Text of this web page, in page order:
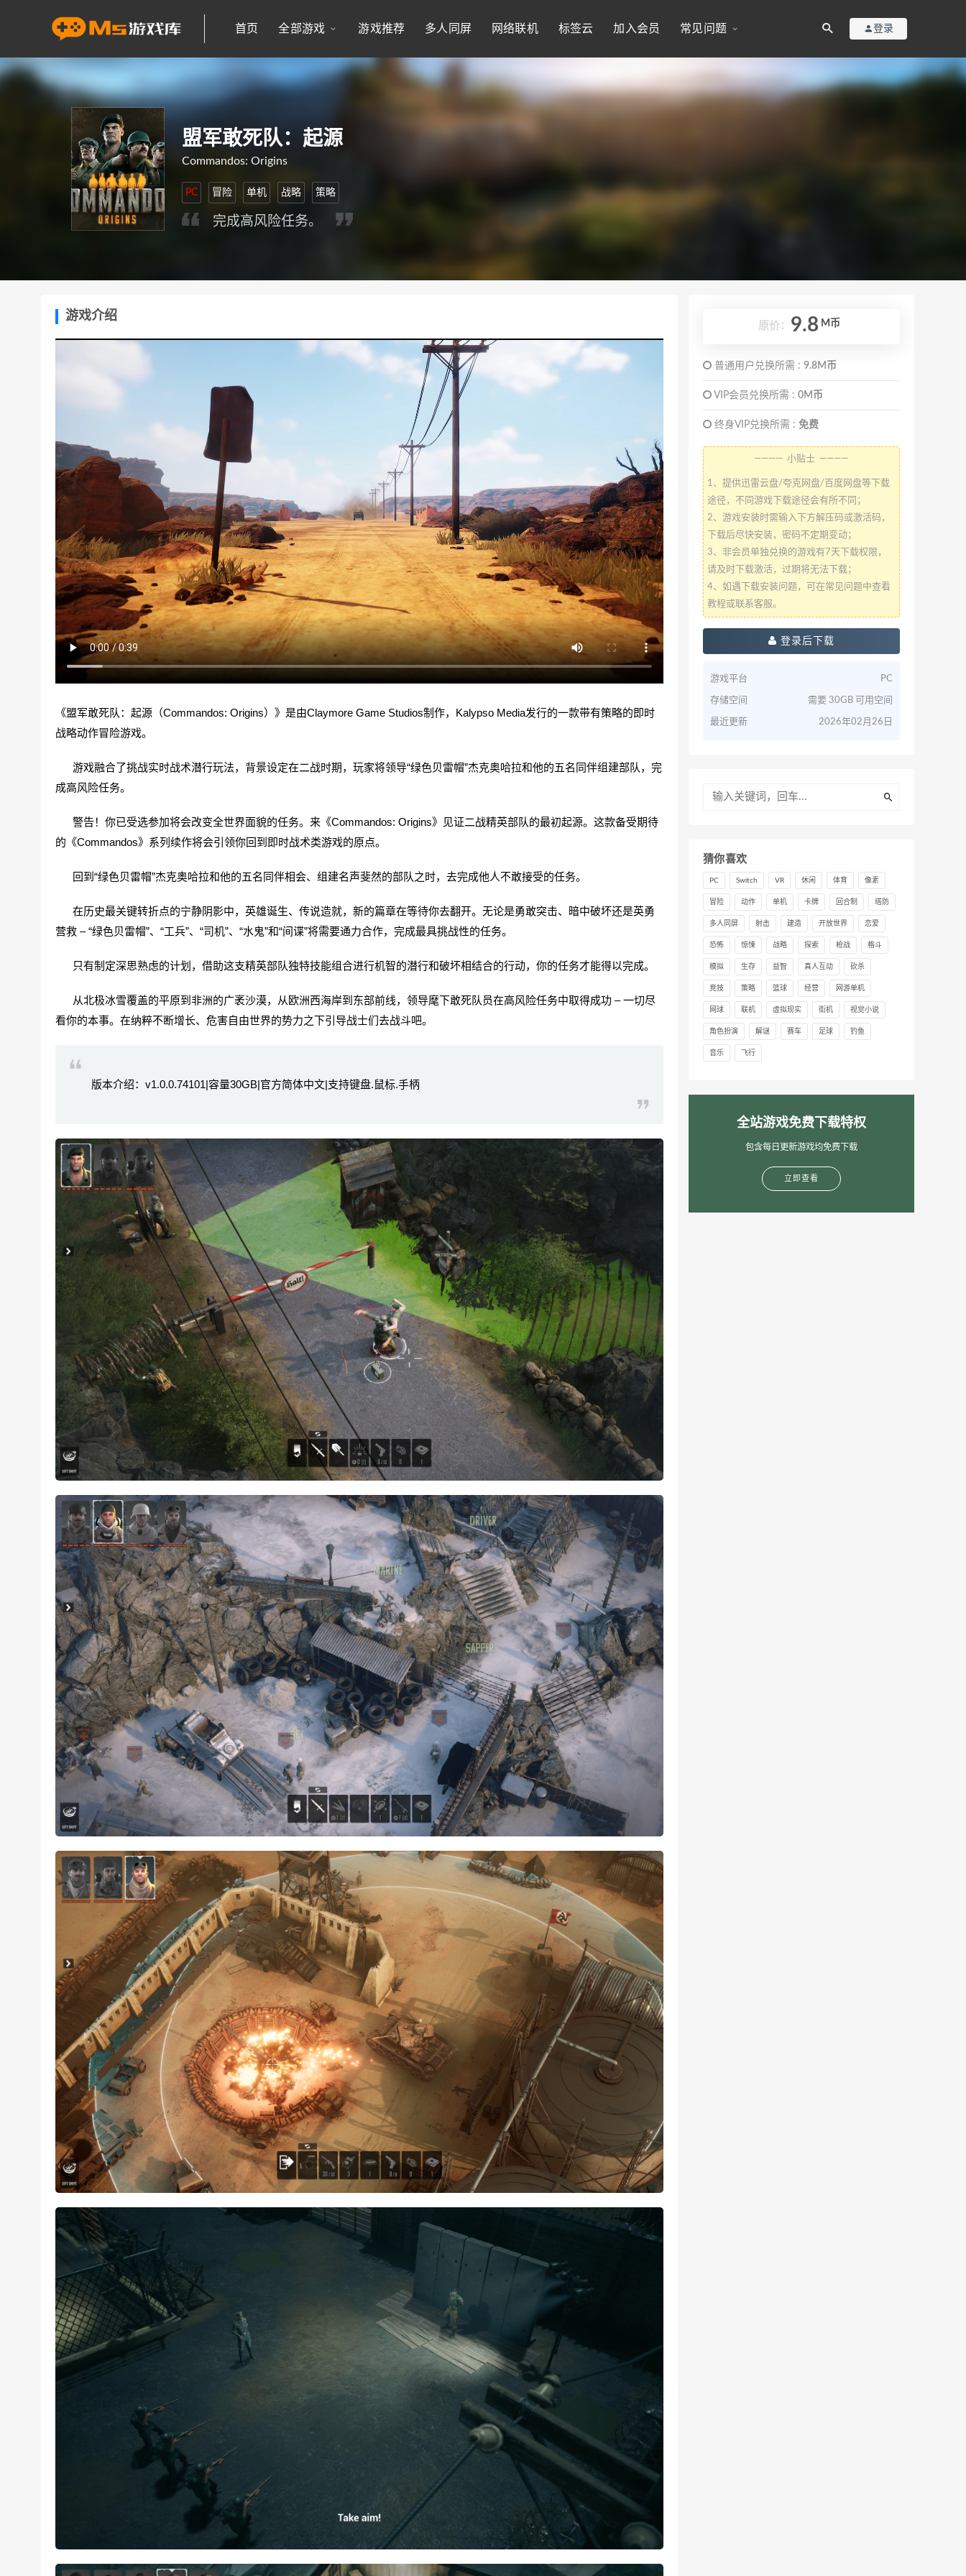
首页 全部游戏 游戏推荐 多人同屏 网络联机 标签云 加入会员 常见问题 登录
盟军敢死队：起源
Commandos: Origins
PC 冒险 单机 战略 策略
完成高风险任务‌。
游戏介绍
《盟军敢死队：起源（Commandos: Origins）》是由Claymore Game Studios制作，Kalypso Media发行的一款带有策略的即时
战略动作冒险游戏。
游戏融合了挑战实时战术潜行玩法，背景设定在二战时期，玩家将领导“绿色贝雷帽”杰克奥哈拉和他的五名同伴组建部队，完
成高风险任务‌。
警告！你已受选参加将会改变全世界面貌的任务。来《Commandos: Origins》见证二战精英部队的最初起源。这款备受期待
的《Commandos》系列续作将会引领你回到即时战术类游戏的原点。
回到“绿色贝雷帽”杰克奥哈拉和他的五名同伴相会、组建名声斐然的部队之时，去完成他人不敢接受的任务。
在历史最关键转折点的宁静阴影中，英雄诞生、传说造就，新的篇章在等待你去翻开。无论是勇敢突击、暗中破坏还是英勇
营救 – “绿色贝雷帽”、“工兵”、“司机”、“水鬼”和“间谍”将需要通力合作，完成最具挑战性的任务。
只有制定深思熟虑的计划，借助这支精英部队独特技能组合进行机智的潜行和破坏相结合的行动，你的任务才能得以完成。
从北极冰雪覆盖的平原到非洲的广袤沙漠，从欧洲西海岸到东部前线，领导麾下敢死队员在高风险任务中取得成功 – 一切尽
看你的本事。在纳粹不断增长、危害自由世界的势力之下引导战士们去战斗吧。
版本介绍：v1.0.0.74101|容量30GB|官方简体中文|支持键盘.鼠标.手柄
原价： 9.8 M币
普通用户兑换所需 : 9.8M币
VIP会员兑换所需 : 0M币
终身VIP兑换所需 : 免费
———— 小贴士 ————
1、提供迅雷云盘/夸克网盘/百度网盘等下载
途径，不同游戏下载途径会有所不同；
2、游戏安装时需输入下方解压码或激活码，
下载后尽快安装，密码不定期变动；
3、非会员单独兑换的游戏有7天下载权限，
请及时下载激活，过期将无法下载；
4、如遇下载安装问题，可在常见问题中查看
教程或联系客服。
登录后下载
游戏平台 PC
存储空间 需要 30GB 可用空间
最近更新 2026年02月26日
猜你喜欢
PC Switch VR 休闲 体育 像素
冒险 动作 单机 卡牌 回合制 塔防
多人同屏 射击 建造 开放世界 恋爱
恐怖 惊悚 战略 探索 枪战 格斗
模拟 生存 益智 真人互动 砍杀
竞技 策略 篮球 经营 网游单机
网球 联机 虚拟现实 街机 视觉小说
角色扮演 解谜 赛车 足球 钓鱼
音乐 飞行
全站游戏免费下载特权
包含每日更新游戏均免费下载
立即查看